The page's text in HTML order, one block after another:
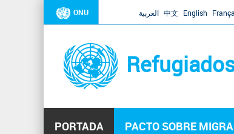
ONU العربية 中文 English
PORTADA PACTO SOBRE